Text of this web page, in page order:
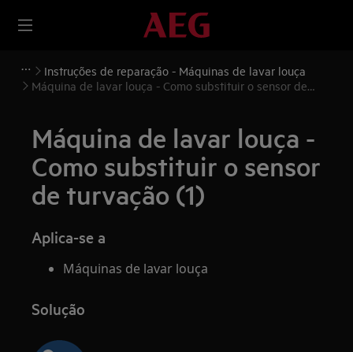
Instruções de reparação - Máquinas de lavar louça
Máquina de lavar louça - Como substituir o sensor de
Máquina de lavar louça -
Como substituir o sensor
de turvação (1)
Aplica-se a
Máquinas de lavar louça
Solução